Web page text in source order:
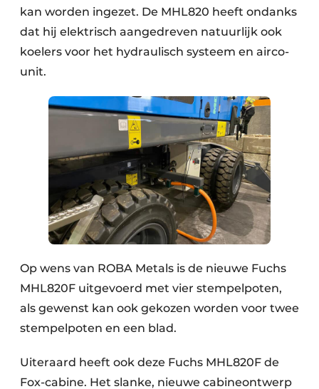
kan worden ingezet. De MHL820 heeft ondanks
dat hij elektrisch aangedreven natuurlijk ook
koelers voor het hydraulisch systeem en airco-
unit.
Op wens van ROBA Metals is de nieuwe Fuchs
MHL820F uitgevoerd met vier stempelpoten,
als gewenst kan ook gekozen worden voor twee
stempelpoten en een blad.
Uiteraard heeft ook deze Fuchs MHL820F de
Fox-cabine. Het slanke, nieuwe cabineontwerp